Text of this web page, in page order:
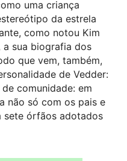
uma criança
da estrela
como notou Kim
a sua biografia dos
que vem, também,
de Vedder:
comunidade: em
não só com os pais e
sete órfãos adotados